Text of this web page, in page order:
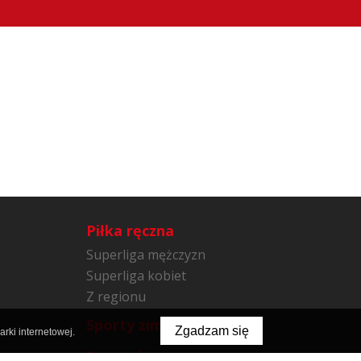
Piłka ręczna
Superliga mężczyzn
Superliga kobiet
Z regionu
Sporty zimowe
Sporty inne
internetowej. Zgadzam się